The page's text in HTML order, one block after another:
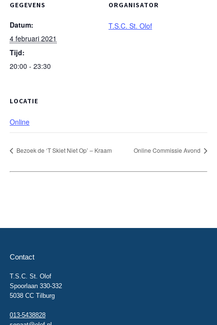
GEGEVENS
Datum:
4 februari 2021
Tijd:
20:00 - 23:30
ORGANISATOR
T.S.C. St. Olof
LOCATIE
Online
Bezoek de ‘T Skiet Niet Op’ – Kraam Online Commissie Avond
Contact
T.S.C. St. Olof
Spoorlaan 330-332
5038 CC Tilburg
013-5438828